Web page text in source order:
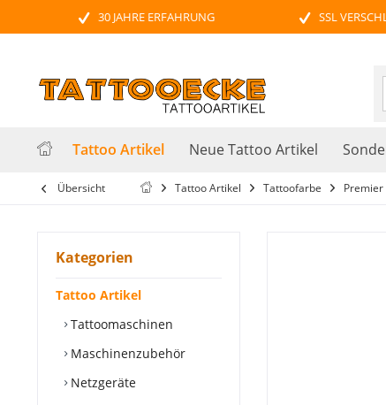
30 JAHRE ERFAHRUNG SSL
Tattoo Artikel Neue Tattoo Artikel
Übersicht Tattoo Artikel Tattoofarbe Premier
Kategorien
Tattoo Artikel
Tattoomaschinen
Maschinenzubehör
Netzgeräte